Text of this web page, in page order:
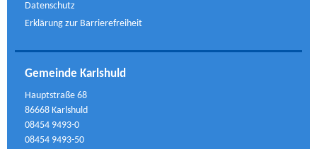
Datenschutz
Erklärung zur Barrierefreiheit
Gemeinde Karlshuld
Hauptstraße 68
86668 Karlshuld
08454 9493-0
08454 9493-50